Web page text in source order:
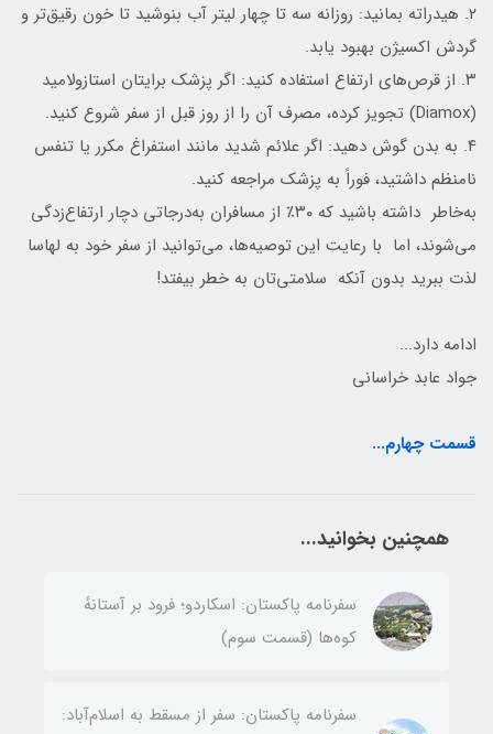
۲. هیدراته بمانید: روزانه سه تا چهار لیتر آب بنوشید تا خون رقیق‌تر و
گردش اکسیژن بهبود یابد.
۳. از قرص‌های ارتفاع استفاده کنید: اگر پزشک برایتان استازولامید
(Diamox) تجویز کرده، مصرف آن را از روز قبل از سفر شروع کنید.
۴. به بدن گوش دهید: اگر علائم شدید مانند استفراغ مکرر یا تنفس
نامنظم داشتید، فوراً به پزشک مراجعه کنید.
به‌خاطر داشته باشید که ۳۰٪ از مسافران به‌درجاتی دچار ارتفاع‌زدگی
می‌شوند، اما با رعایت این توصیه‌ها، می‌توانید از سفر خود به لهاسا
لذت ببرید بدون آنکه سلامتی‌تان به خطر بیفتد!
ادامه دارد...
جواد عابد خراسانی
قسمت چهارم...
همچنین بخوانید...
سفرنامه پاکستان: اسکاردو؛ فرود بر آستانهٔ
کوه‌ها (قسمت سوم)
سفرنامه پاکستان: سفر از مسقط به اسلام‌آباد: